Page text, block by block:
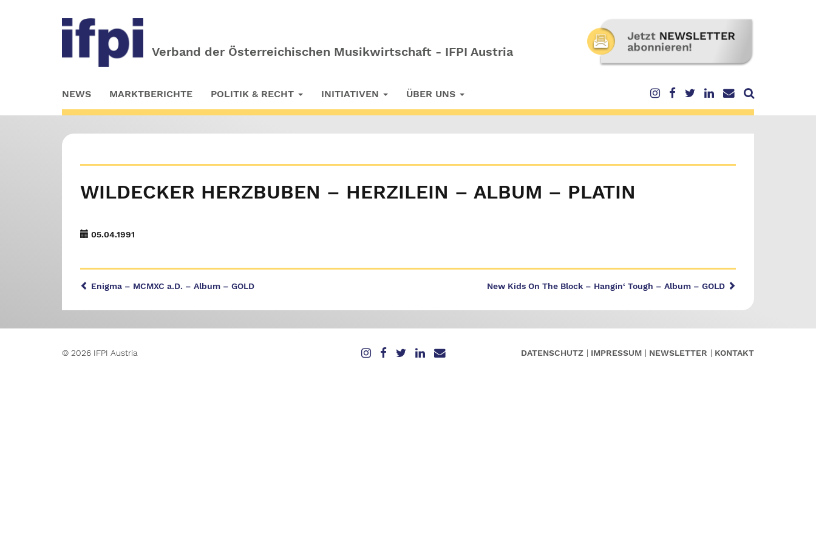
Verband der Österreichischen Musikwirtschaft - IFPI Austria
to
main
NEWS MARKTBERICHTE POLITIK & RECHT INITIATIVEN ÜBER UNS
WILDECKER HERZBUBEN – HERZILEIN – ALBUM – PLATIN
05.04.1991
New Kids On The Block – Hangin‘ Tough – Album – GOLD
Enigma – MCMXC a.D. – Album – GOLD
© 2026 IFPI Austria DATENSCHUTZ IMPRESSUM NEWSLETTER KONTAKT